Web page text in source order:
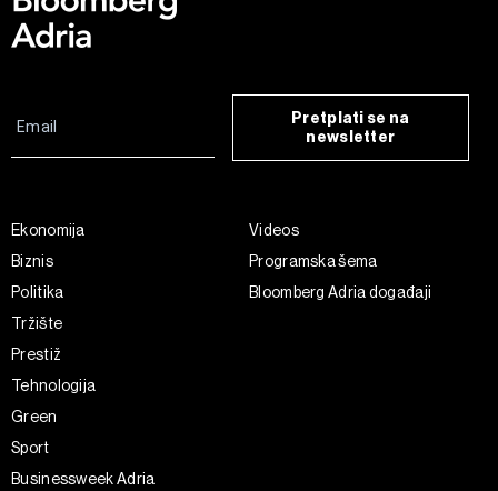
Pretplati se na
newsletter
Ekonomija
Biznis
Politika
Tržište
Prestiž
Tehnologija
Green
Sport
Businessweek Adria
Videos
Programska šema
Bloomberg Adria događaji